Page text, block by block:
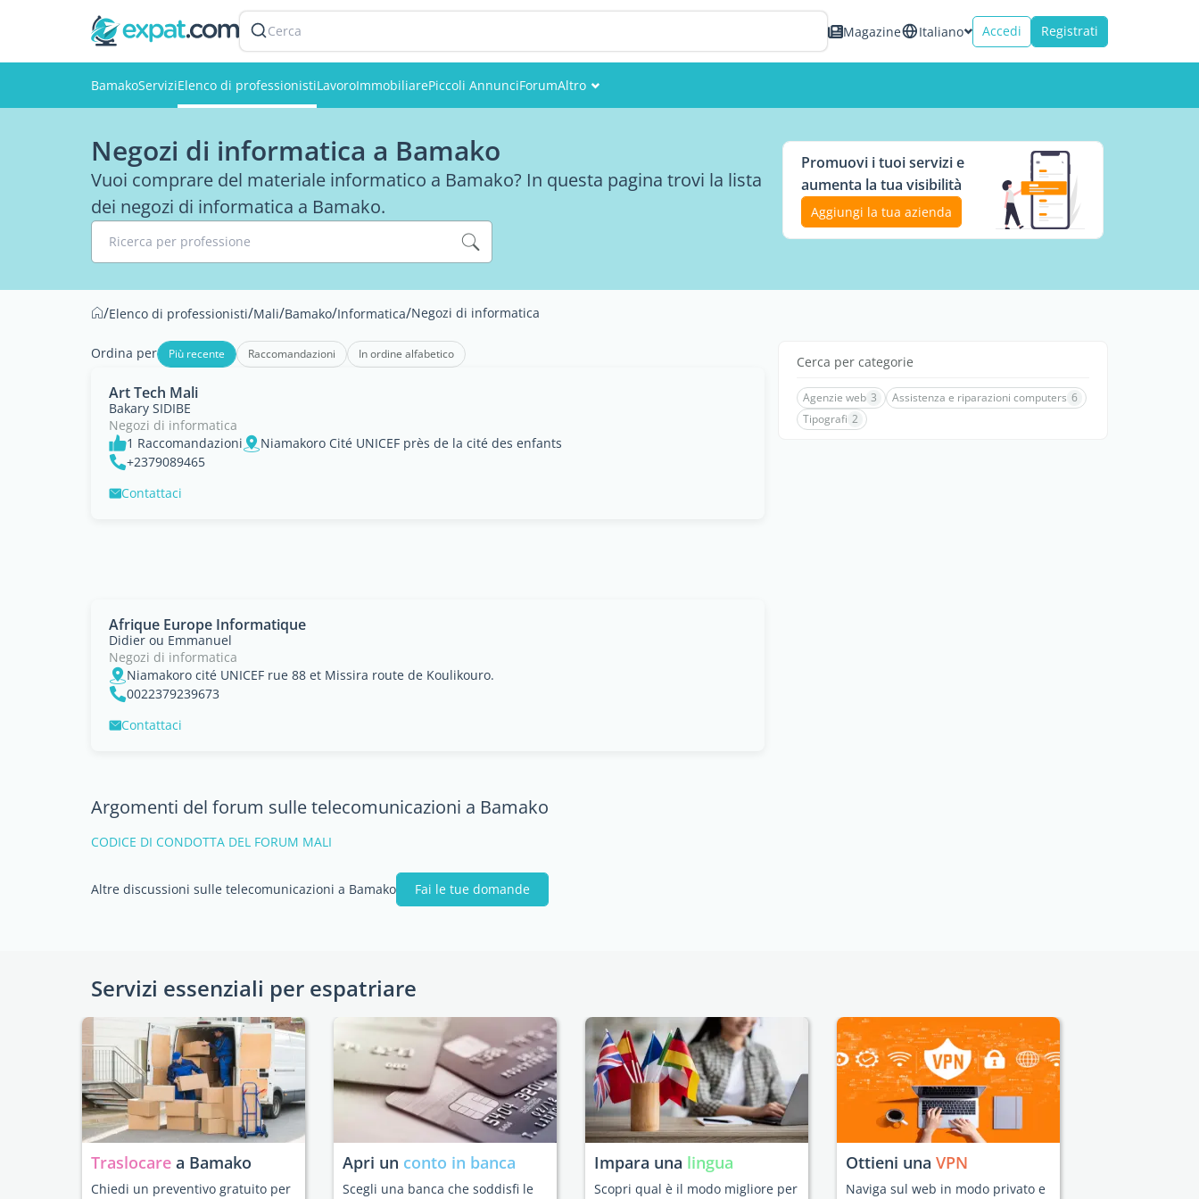
Cerca Magazine Italiano Accedi Registrati
BamakoServiziElenco di professionistiLavoroImmobiliarePiccoli AnnunciForumAltro
Negozi di informatica a Bamako
Vuoi comprare del materiale informatico a Bamako? In questa pagina trovi la lista
dei negozi di informatica a Bamako.
Ricerca per professione
Promuovi i tuoi servizi e
aumenta la tua visibilità
Aggiungi la tua azienda
/Elenco di professionisti/Mali/Bamako/Informatica/Negozi di informatica
Ordina per Più recente Raccomandazioni In ordine alfabetico
Art Tech Mali
Bakary SIDIBE
Negozi di informatica
1 Raccomandazioni
Niamakoro Cité UNICEF près de la cité des enfants
+2379089465
Contattaci
Afrique Europe Informatique
Didier ou Emmanuel
Negozi di informatica
Niamakoro cité UNICEF rue 88 et Missira route de Koulikouro.
0022379239673
Contattaci
Cerca per categorie
Agenzie web 3 Assistenza e riparazioni computers 6
Tipografi 2
Argomenti del forum sulle telecomunicazioni a Bamako
CODICE DI CONDOTTA DEL FORUM MALI
Altre discussioni sulle telecomunicazioni a Bamako Fai le tue domande
Servizi essenziali per espatriare
Traslocare a Bamako
Chiedi un preventivo gratuito per
Apri un conto in banca
Scegli una banca che soddisfi le
Impara una lingua
Scopri qual è il modo migliore per
Ottieni una VPN
Naviga sul web in modo privato e